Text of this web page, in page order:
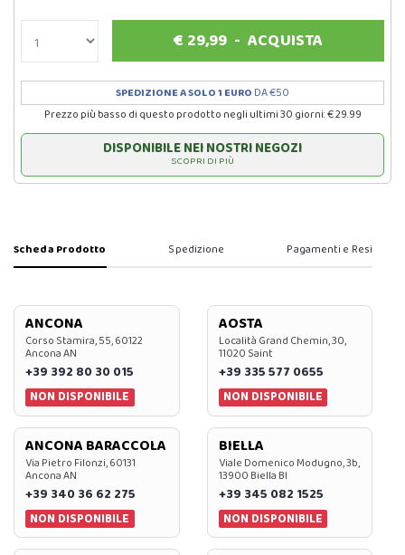
€ 29,99 -ACQUISTA
SPEDIZIONE A SOLO 1 EURO DA €50
Prezzo più basso di questo prodotto negli ultimi 30 giorni: € 29.99
DISPONIBILE NEI NOSTRI NEGOZI
SCOPRI DI PIÙ
Scheda Prodotto Spedizione Pagamenti e Resi
ANCONA
Corso Stamira, 55, 60122
Ancona AN
+39 392 80 30 015
NON DISPONIBILE
AOSTA
Località Grand Chemin, 30,
11020 Saint
+39 335 577 0655
NON DISPONIBILE
ANCONA BARACCOLA
Via Pietro Filonzi, 60131
Ancona AN
+39 340 36 62 275
NON DISPONIBILE
BIELLA
Viale Domenico Modugno, 3b,
13900 Biella BI
+39 345 082 1525
NON DISPONIBILE